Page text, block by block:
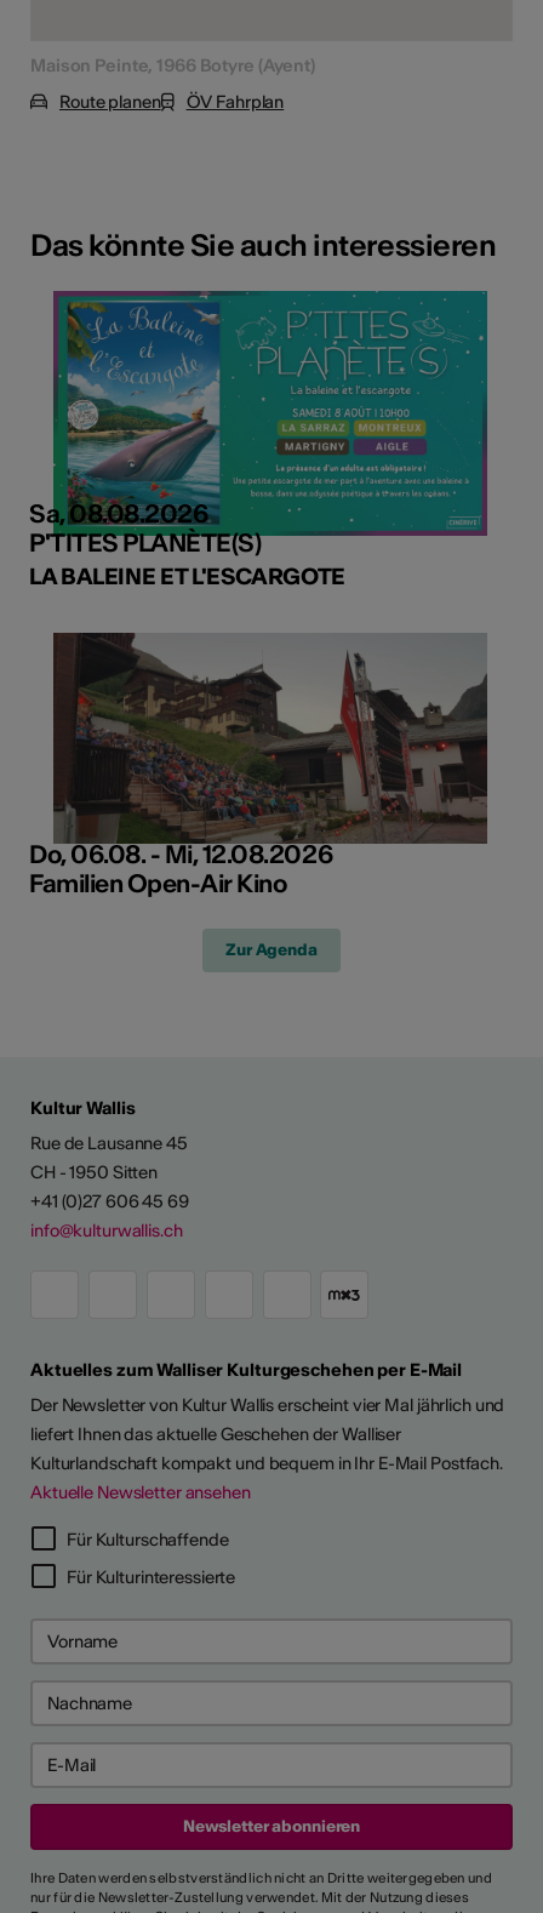
Maison Peinte, 1966 Botyre (Ayent)
Route planen
ÖV Fahrplan
Das könnte Sie auch interessieren
Sa, 08.08.2026
P'TITES PLANÈTE(S)
LA BALEINE ET L'ESCARGOTE
Do, 06.08. - Mi, 12.08.2026
Familien Open-Air Kino
Zur Agenda
Kultur Wallis
Rue de Lausanne 45
CH - 1950 Sitten
+41 (0)27 606 45 69
info@kulturwallis.ch
Aktuelles zum Walliser Kulturgeschehen per E-Mail
Der Newsletter von Kultur Wallis erscheint vier Mal jährlich und
liefert Ihnen das aktuelle Geschehen der Walliser
Kulturlandschaft kompakt und bequem in Ihr E-Mail Postfach.
Aktuelle Newsletter ansehen
Für Kulturschaffende
Für Kulturinteressierte
Ihre Daten werden selbstverständlich nicht an Dritte weitergegeben und
nur für die Newsletter-Zustellung verwendet. Mit der Nutzung dieses